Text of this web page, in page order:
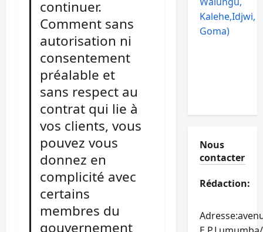
continuer.
Comment sans
autorisation ni
consentement
préalable et
sans respect au
contrat qui lie à
vos clients, vous
pouvez vous
donnez en
complicité avec
certains
membres du
gouvernement
Kalehe,Idjwi,
Goma)
Nous
contacter
Rédaction: